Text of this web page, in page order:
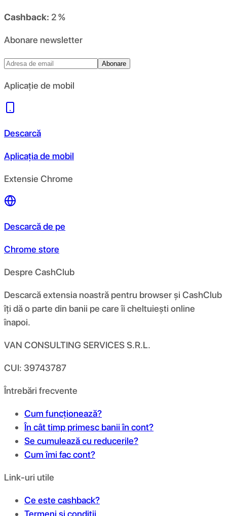
Cashback: 2 %
Abonare newsletter
Abonare
Aplicație de mobil
Descarcă
Aplicația de mobil
Extensie Chrome
Descarcă de pe
Chrome store
Despre CashClub
Descarcă extensia noastră pentru browser și CashClub
îți dă o parte din banii pe care îi cheltuiești online
înapoi.
VAN CONSULTING SERVICES S.R.L.
CUI: 39743787
Întrebări frecvente
Cum funcționează?
În cât timp primesc banii în cont?
Se cumulează cu reducerile?
Cum îmi fac cont?
Link-uri utile
Ce este cashback?
Termeni și condiții